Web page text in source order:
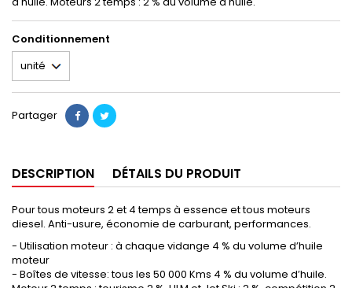
Conditionnement
Partager
DESCRIPTION DÉTAILS DU PRODUIT
Pour tous moteurs 2 et 4 temps à essence et tous moteurs
diesel. Anti-usure, économie de carburant, performances.
- Utilisation moteur : à chaque vidange 4 % du volume d’huile
moteur
- Boîtes de vitesse: tous les 50 000 Kms 4 % du volume d’huile.